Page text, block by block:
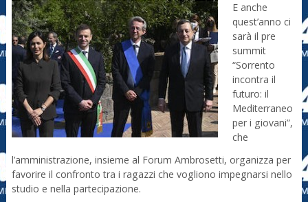
E anche
quest’anno ci
sarà il pre
summit
“Sorrento
incontra il
futuro: il
Mediterraneo
per i giovani”,
che
l’amministrazione, insieme al Forum Ambrosetti, organizza per
favorire il confronto tra i ragazzi che vogliono impegnarsi nello
studio e nella partecipazione.